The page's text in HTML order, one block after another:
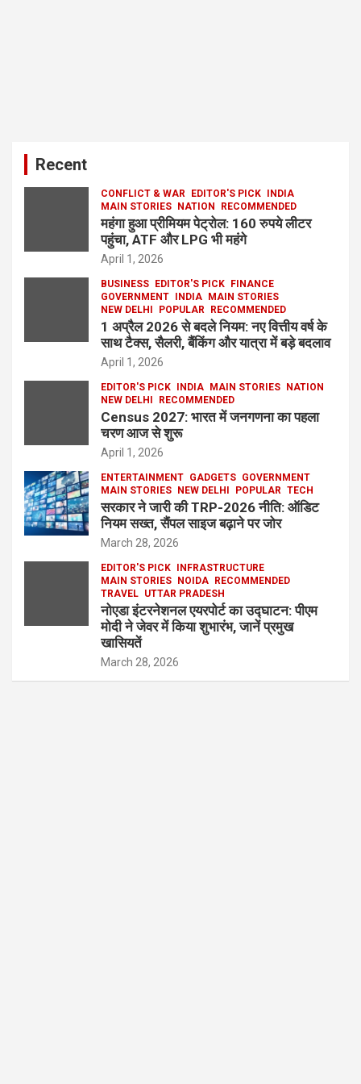
Recent
CONFLICT & WAR EDITOR'S PICK
INDIA
MAIN STORIES
NATION RECOMMENDED
महंगा हुआ प्रीमियम पेट्रोल: 160 रुपये लीटर
पहुंचा, ATF और LPG भी महंगे
April 1, 2026
BUSINESS EDITOR'S PICK
FINANCE
GOVERNMENT
INDIA
MAIN STORIES
NEW DELHI
POPULAR RECOMMENDED
1 अप्रैल 2026 से बदले नियम: नए वित्तीय वर्ष के
साथ टैक्स, सैलरी, बैंकिंग और यात्रा में बड़े बदलाव
April 1, 2026
EDITOR'S PICK INDIA MAIN STORIES
NATION
NEW DELHI
RECOMMENDED
Census 2027: भारत में जनगणना का पहला
चरण आज से शुरू
April 1, 2026
ENTERTAINMENT GADGETS GOVERNMENT
MAIN STORIES
NEW DELHI POPULAR TECH
सरकार ने जारी की TRP-2026 नीति: ऑडिट
नियम सख्त, सैंपल साइज बढ़ाने पर जोर
March 28, 2026
EDITOR'S PICK
INFRASTRUCTURE
MAIN STORIES
NOIDA
RECOMMENDED
TRAVEL UTTAR PRADESH
नोएडा इंटरनेशनल एयरपोर्ट का उद्घाटन: पीएम
मोदी ने जेवर में किया शुभारंभ, जानें प्रमुख
खासियतें
March 28, 2026